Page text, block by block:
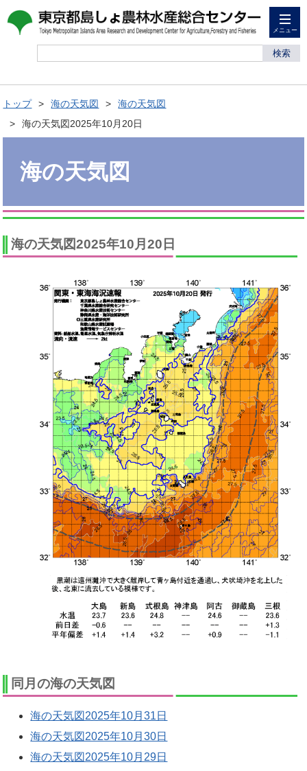
メニュー
検索
トップ 海の天気図
海の天気図
海の天気図2025年10月20日
海の天気図
海の天気図2025年10月20日
同月の海の天気図
海の天気図2025年10月31日
海の天気図2025年10月30日
海の天気図2025年10月29日